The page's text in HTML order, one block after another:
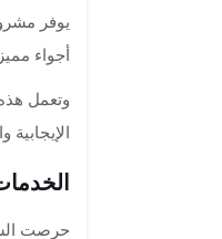
يوفر
أجواء
وتعمل